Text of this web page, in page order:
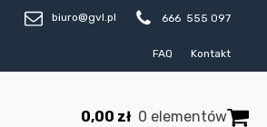
biuro@gvl.pl 666 555 097
FAQ Kontakt
0,00 zł 0 elementów